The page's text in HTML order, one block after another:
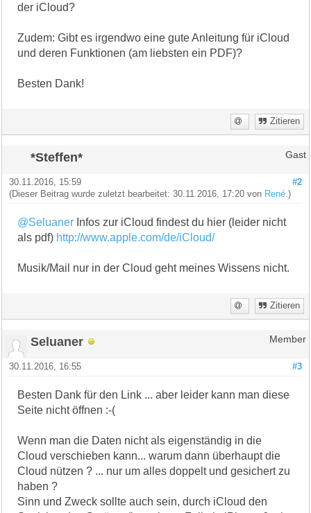
der iCloud?
Zudem: Gibt es irgendwo eine gute Anleitung für iCloud
und deren Funktionen (am liebsten ein PDF)?
Besten Dank!
Zitieren
*Steffen* Gast
#2
30.11.2016, 15:59
(Dieser Beitrag wurde zuletzt bearbeitet: 30.11.2016, 17:20 von René .)
@Seluaner Infos zur iCloud findest du hier (leider nicht
als pdf) http://www.apple.com/de/iCloud/
Musik/Mail nur in der Cloud geht meines Wissens nicht.
Zitieren
Seluaner Member
#3
30.11.2016, 16:55
Besten Dank für den Link ... aber leider kann man diese
Seite nicht öffnen :-(
Wenn man die Daten nicht als eigenständig in die
Cloud verschieben kann... warum dann überhaupt die
Cloud nützen ? ... nur um alles doppelt und gesichert zu
haben ?
Sinn und Zweck sollte auch sein, durch iCloud den